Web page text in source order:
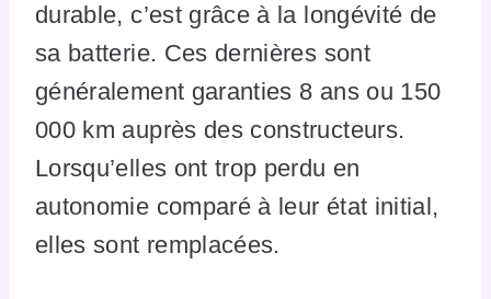
durable, c’est grâce à la longévité de
sa batterie. Ces dernières sont
généralement garanties 8 ans ou 150
000 km auprès des constructeurs.
Lorsqu’elles ont trop perdu en
autonomie comparé à leur état initial,
elles sont remplacées.